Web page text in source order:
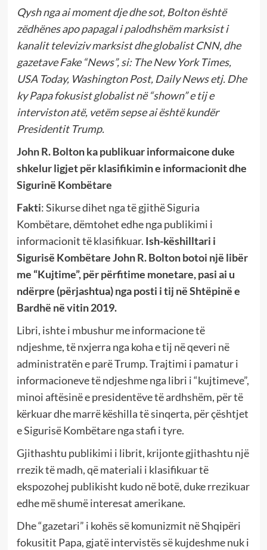
Qysh nga ai moment dje dhe sot, Bolton është
zëdhënes apo papagal i palodhshëm marksist i
kanalit televiziv marksist dhe globalist CNN, dhe
gazetave Fake “News”, si: The New York Times,
USA Today, Washington Post, Daily News etj. Dhe
ky Papa fokusist globalist në “shown” e tij e
interviston atë, vetëm sepse ai është kundër
Presidentit Trump.
John R. Bolton ka publikuar informaicone duke
shkelur ligjet për klasifikimin e informacionit dhe
Sigurinë Kombëtare
Fakti: Sikurse dihet nga të gjithë Siguria
Kombëtare, dëmtohet edhe nga publikimi i
informacionit të klasifikuar. Ish-këshilltari i
Sigurisë Kombëtare John R. Bolton botoi një libër
me “Kujtime”, për përfitime monetare, pasi ai u
ndërpre (përjashtua) nga posti i tij në Shtëpinë e
Bardhë në vitin 2019.
Libri, ishte i mbushur me informacione të
ndjeshme, të nxjerra nga koha e tij në qeveri në
administratën e parë Trump. Trajtimi i pamatur i
informacioneve të ndjeshme nga libri i “kujtimeve”,
minoi aftësinë e presidentëve të ardhshëm, për të
kërkuar dhe marrë këshilla të sinqerta, për çështjet
e Sigurisë Kombëtare nga stafi i tyre.
Gjithashtu publikimi i librit, krijonte gjithashtu një
rrezik të madh, që materiali i klasifikuar të
ekspozohej publikisht kudo në botë, duke rrezikuar
edhe më shumë interesat amerikane.
Dhe “gazetari” i kohës së komunizmit në Shqipëri
fokusitit Papa, gjatë intervistës së kujdeshme nuk i